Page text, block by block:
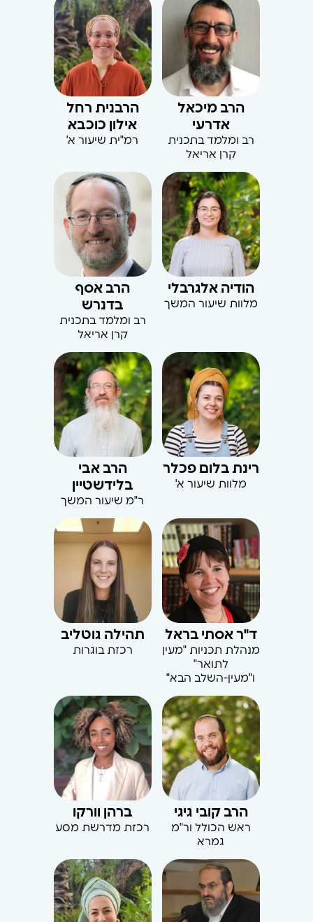
הרב מיכאל
אדרעי
רב ומלמד בתכנית
קרן אריאל
הרבנית רחל
אילון כוכבא
רמ"ית שיעור א'
הודיה אלגרבלי
מלוות שיעור המשך
הרב אסף
בדנרש
רב ומלמד בתכנית
קרן אריאל
רינת בלום פכלר
מלוות שיעור א'
הרב אבי
בלידשטיין
ר"מ שיעור המשך
ד"ר אסתי בראל
מנהלת תכניות "מעין
לתואר"
ו"מעין-השלב הבא"
תהילה גוטליב
רכזת בוגרות
הרב קובי גיגי
ראש הכולל ור"מ
גמרא
ברהן וורקו
רכזת מדרשת מסע